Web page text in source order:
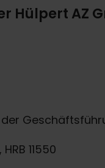
Hülpert AZ
11550